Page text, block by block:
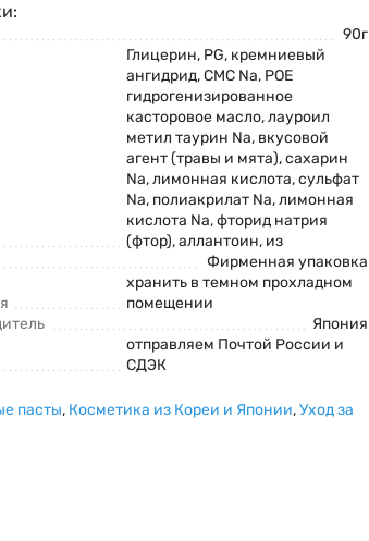
90г
Глицерин, РG, кремниевый
ангидрид, СMC Na, РОЕ
гидрогенизированное
касторовое масло, лауроил
метил таурин Na, вкусовой
агент (травы и мята), сахарин
Na, лимонная кислота, сульфат
Na, полиакрилат Na, лимонная
кислота Na, фторид натрия
(фтор), аллантоин, из
Фирменная упаковка
хранить в темном прохладном
помещении
Япония
отправляем Почтой России и
СДЭК
пасты, Косметика из Кореи и Японии,Уход за